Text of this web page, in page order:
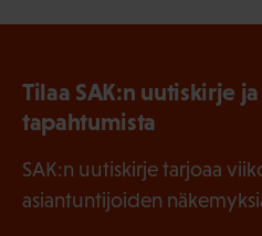
Tilaa SAK:n uutiskirje
tapahtumista
SAK:n uutiskirje tarjoaa
asiantuntijoiden